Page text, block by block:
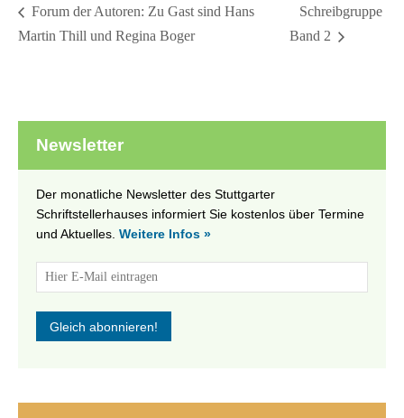
Forum der Autoren: Zu Gast sind Hans
Martin Thill und Regina Boger
Schreibgruppe
Band 2
Newsletter
Der monatliche Newsletter des Stuttgarter
Schriftstellerhauses informiert Sie kostenlos über Termine
und Aktuelles. Weitere Infos »